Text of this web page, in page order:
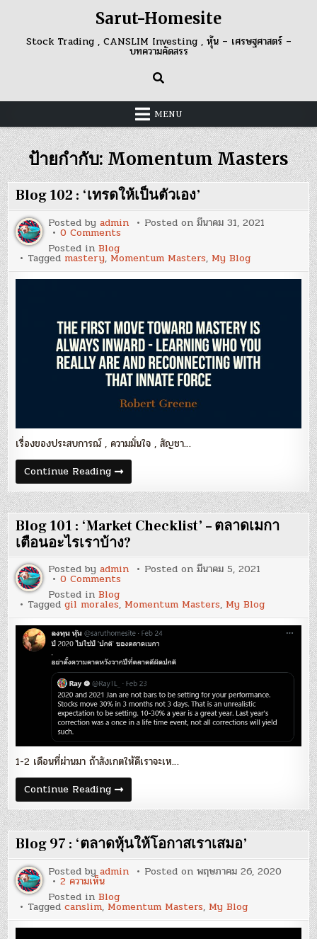
content
Sarut-Homesite
Stock Trading , CANSLIM Investing , หุ้น – เศรษฐศาสตร์ –
บทความคัดสรร
MENU
ป้ายกำกับ:Momentum Masters
Blog 102 : ‘เทรดให้เป็นตัวเอง’
Posted byadmin Posted onมีนาคม 31, 2021
0 Comments
:
‘เทรด
ให้
Posted inBlog
Tagged mastery, Momentum Masters, My Blog
เรื่องของประสบการณ์ , ความมั่นใจ , สัญชา…
Continue ReadingBlog
102
:
‘เทรด
ให้
เป็น
ตัว
เอง’
Blog 101 : ‘Market Checklist’ – ตลาดเมกา
เตือนอะไรเราบ้าง?
Posted byadmin Posted onมีนาคม 5, 2021
0 Comments
101
:
‘Market
Checklist’
–
ตลาด
เม
กา
เตือน
อะไร
เรา
บ้าง?
Posted inBlog
Taggedgil morales, Momentum Masters, My Blog
1-2 เดือนที่ผ่านมา ถ้าสังเกตให้ดีเราจะเห…
Continue ReadingBlog
101
:
‘Market
Checklist’
–
ตลาด
เม
กา
เตือน
เรา
บ้าง?
Blog 97 : ‘ตลาดหุ้นให้โอกาสเราเสมอ’
Posted byadmin Posted onพฤษภาคม 26, 2020
2 ความเห็นบน
Blog
97
‘ตลาด
หุ้น
Posted inBlog
Taggedcanslim, Momentum Masters, My Blog